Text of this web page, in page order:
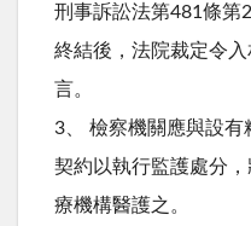
刑事訴訟法第481條第
終結後，法院裁定令
言。
3、 檢察機關應與設有
契約以執行監護處分
療機構醫護之。